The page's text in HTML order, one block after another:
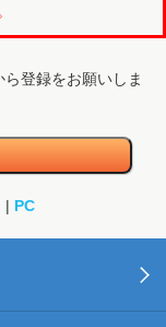
登録をお願いしま
| PC